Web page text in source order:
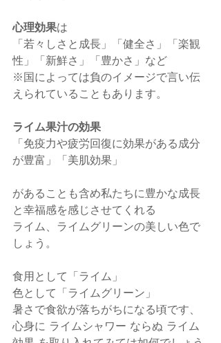
心理効果は
「若々しさと成長」「健全さ」「楽観
性」「新鮮さ」「豊かさ」など
※国によっては負のイメージで言い伝
えられていることもあります。
ライム果汁の効果
「免疫力や疲労回復に効果がある成分
が豊富」「美肌効果」
があることも含め私たちに豊かな成長
と幸福感を感じさせてくれる
ライム、ライムグリーンの美しい色で
しょう。
食用として「ライム」
色として「ライムグリーン」
暑さで食欲が落ちがちになる頃です、
心身に ライムシャワー ならぬ ライム